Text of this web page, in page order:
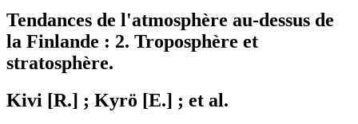
Tendances de l'atmosphère au-dessus de
la Finlande : 2. Troposphère et
stratosphère.
Kivi [R.] ; Kyrö [E.] ; et al.